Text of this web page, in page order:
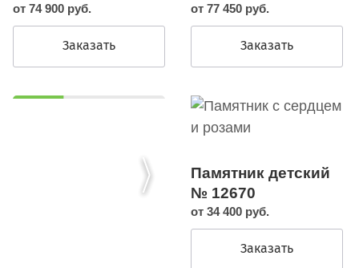
от 74 900 руб.
Заказать
от 77 450 руб.
Заказать
Памятник детский
№ 12670
от 34 400 руб.
Заказать